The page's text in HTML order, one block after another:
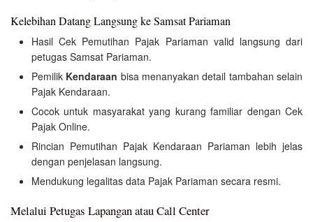
Kelebihan Datang Langsung ke Samsat Pariaman
Hasil Cek Pemutihan Pajak Pariaman valid langsung dari
petugas Samsat Pariaman.
Pemilik Kendaraan bisa menanyakan detail tambahan selain
Pajak Kendaraan.
Cocok untuk masyarakat yang kurang familiar dengan Cek
Pajak Online.
Rincian Pemutihan Pajak Kendaraan Pariaman lebih jelas
dengan penjelasan langsung.
Mendukung legalitas data Pajak Pariaman secara resmi.
Melalui Petugas Lapangan atau Call Center